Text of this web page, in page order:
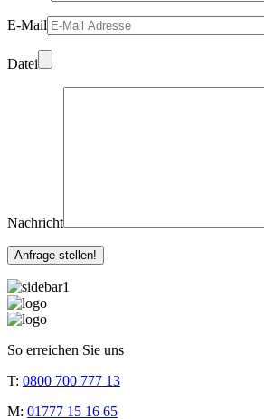
E-Mail
Datei
Nachricht
So erreichen Sie uns
T: 0800 700 777 13
M: 01777 15 16 65